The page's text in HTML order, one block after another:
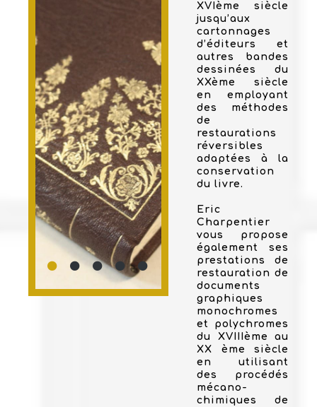
XVIème siècle
jusqu’aux
cartonnages
d’éditeurs et
autres bandes
dessinées du
XXème siècle
en employant
des méthodes
de
restaurations
réversibles
adaptées à la
conservation
du livre.
Eric
Charpentier
vous propose
également ses
prestations de
restauration de
documents
graphiques
monochromes
et polychromes
du XVIIIème au
XX ème siècle
en utilisant
des procédés
mécano-
chimiques de